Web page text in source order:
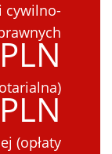
cywilno-
(opłaty